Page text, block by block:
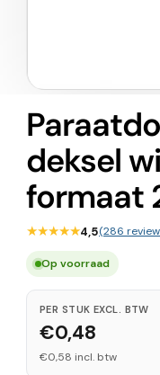
openen
in
modaal
deksel
formaat
★★★★★4,5(286
Op voorraad
PER STUK EXCL. BTW
€0,48
€0,58 incl. btw